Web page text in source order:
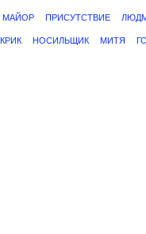
МАЙОР ПРИСУТСТВИЕ
КРИК НОСИЛЬЩИК МИТЯ